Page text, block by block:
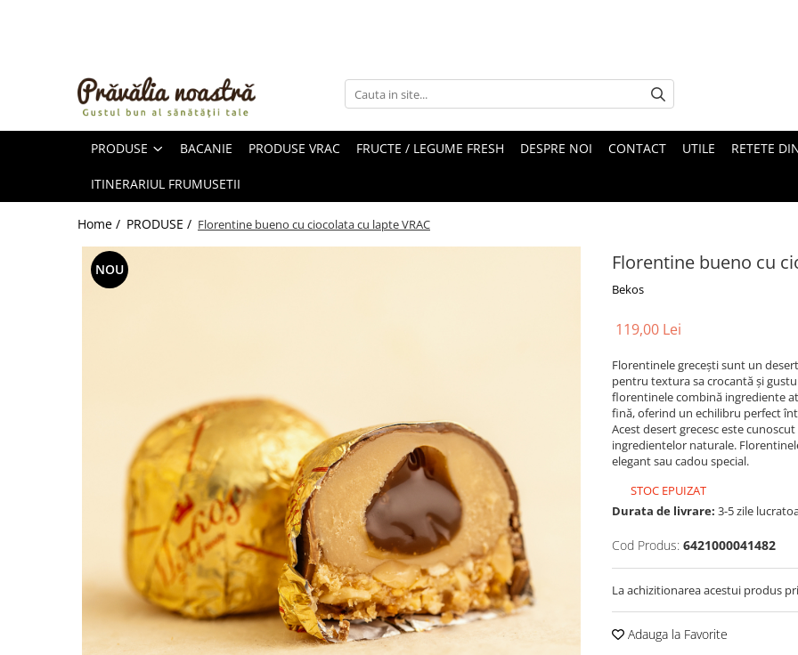
ULEIURI ȘI UNTURI
FRUCTE DESHIDRATATE
ÎNDULCITORI NATURALI / MIERE
FRUCTE LA CONSERVĂ
OȚETURI ȘI SOSURI
CREME ȘI PASTE TARTINABILE
CIOCOLATĂ ȘI CACAO
PRODUSE ECO / ORGANICE
PRODUSE ROMÂNEȘTI
PRODUSE BACANIE PRODUSE VRAC FRUCTE / LEGUME FRESH DESPRE NOI CONTACT UTILE RETETE
ITINERARIUL FRUMUSETII
Home / PRODUSE / Florentine bueno cu ciocolata cu lapte VRAC
Florentine bueno cu
Bekos
NOU
119,00 Lei
Florentinele grecești sunt un
pentru textura sa crocantă și
florentinele combină ingrediente
fină, oferind un echilibru perfect
Acest desert grecesc este
ingredientelor naturale.
elegant sau cadou special.
STOC EPUIZAT
Durata de livrare: 3-5 zile
Cod Produs: 6421000041482
La achizitionarea acestui produs
Adauga la Favorite